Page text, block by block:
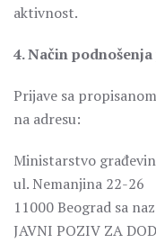
aktivnost.
4. Način
Prijave sa
na adresu:
Ministarstvo
ul. Nemanjina 22-26
11000 Beograd sa
JAVNI POZIV ZA